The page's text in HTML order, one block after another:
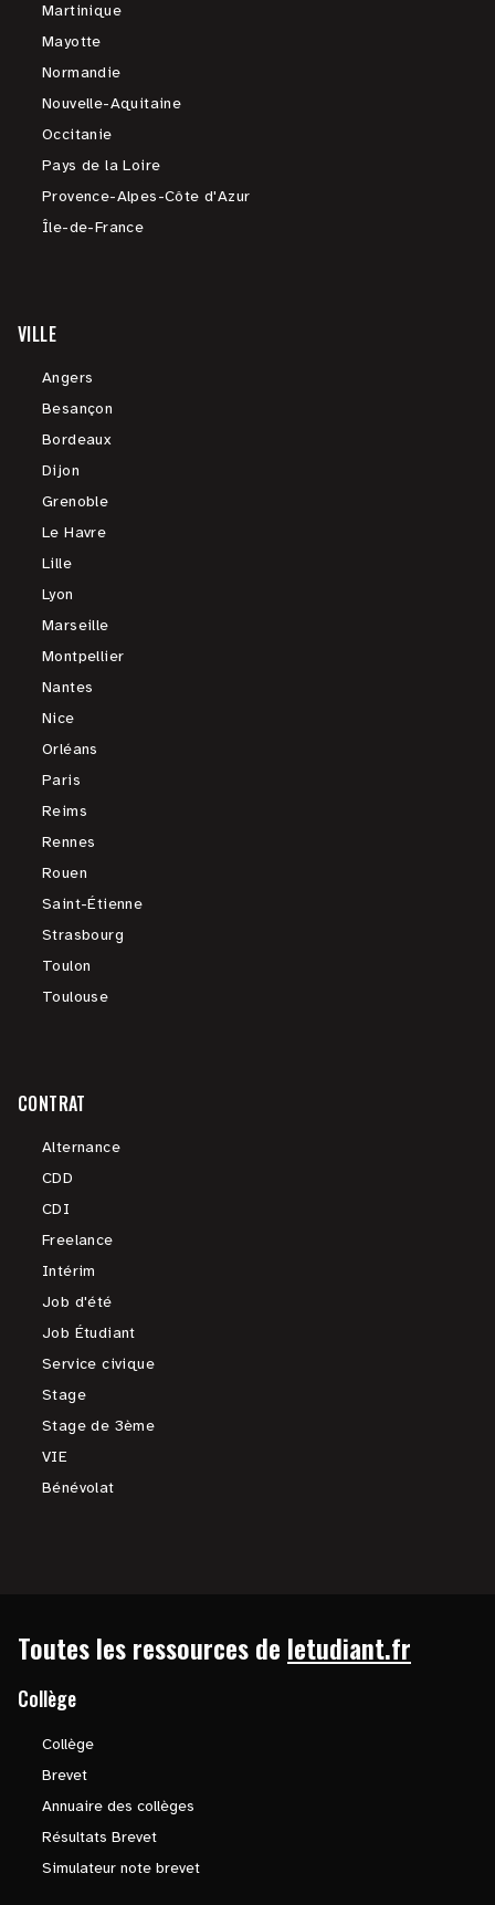
Martinique
Mayotte
Normandie
Nouvelle-Aquitaine
Occitanie
Pays de la Loire
Provence-Alpes-Côte d'Azur
Île-de-France
VILLE
Angers
Besançon
Bordeaux
Dijon
Grenoble
Le Havre
Lille
Lyon
Marseille
Montpellier
Nantes
Nice
Orléans
Paris
Reims
Rennes
Rouen
Saint-Étienne
Strasbourg
Toulon
Toulouse
CONTRAT
Alternance
CDD
CDI
Freelance
Intérim
Job d'été
Job Étudiant
Service civique
Stage
Stage de 3ème
VIE
Bénévolat
Toutes les ressources de letudiant.fr
Collège
Collège
Brevet
Annuaire des collèges
Résultats Brevet
Simulateur note brevet